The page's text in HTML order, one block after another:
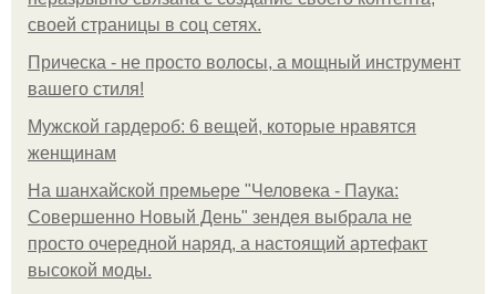
своей страницы в соц сетях.
Прическа - не просто волосы, а мощный инструмент
вашего стиля!
Мужской гардероб: 6 вещей, которые нравятся
женщинам
На шанхайской премьере "Человека - Паука:
Совершенно Новый День" зендея выбрала не
просто очередной наряд, а настоящий артефакт
высокой моды.